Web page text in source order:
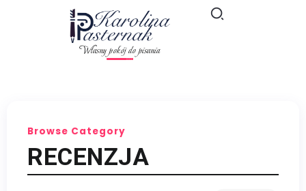
Własny pokój do pisania
Browse Category
RECENZJA